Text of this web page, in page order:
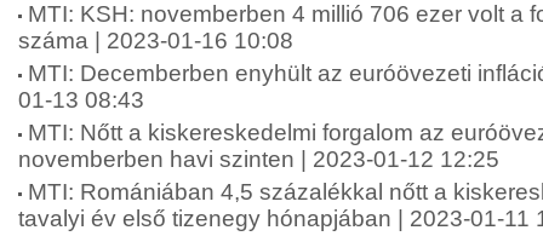
MTI: KSH: novemberben 4 millió 706 ezer volt a
száma | 2023-01-16 10:08
MTI: Decemberben enyhült az euróövezeti
01-13 08:43
MTI: Nőtt a kiskereskedelmi forgalom az
novemberben havi szinten | 2023-01-12 12:25
MTI: Romániában 4,5 százalékkal nőtt a
tavalyi év első tizenegy hónapjában | 2023-01-11